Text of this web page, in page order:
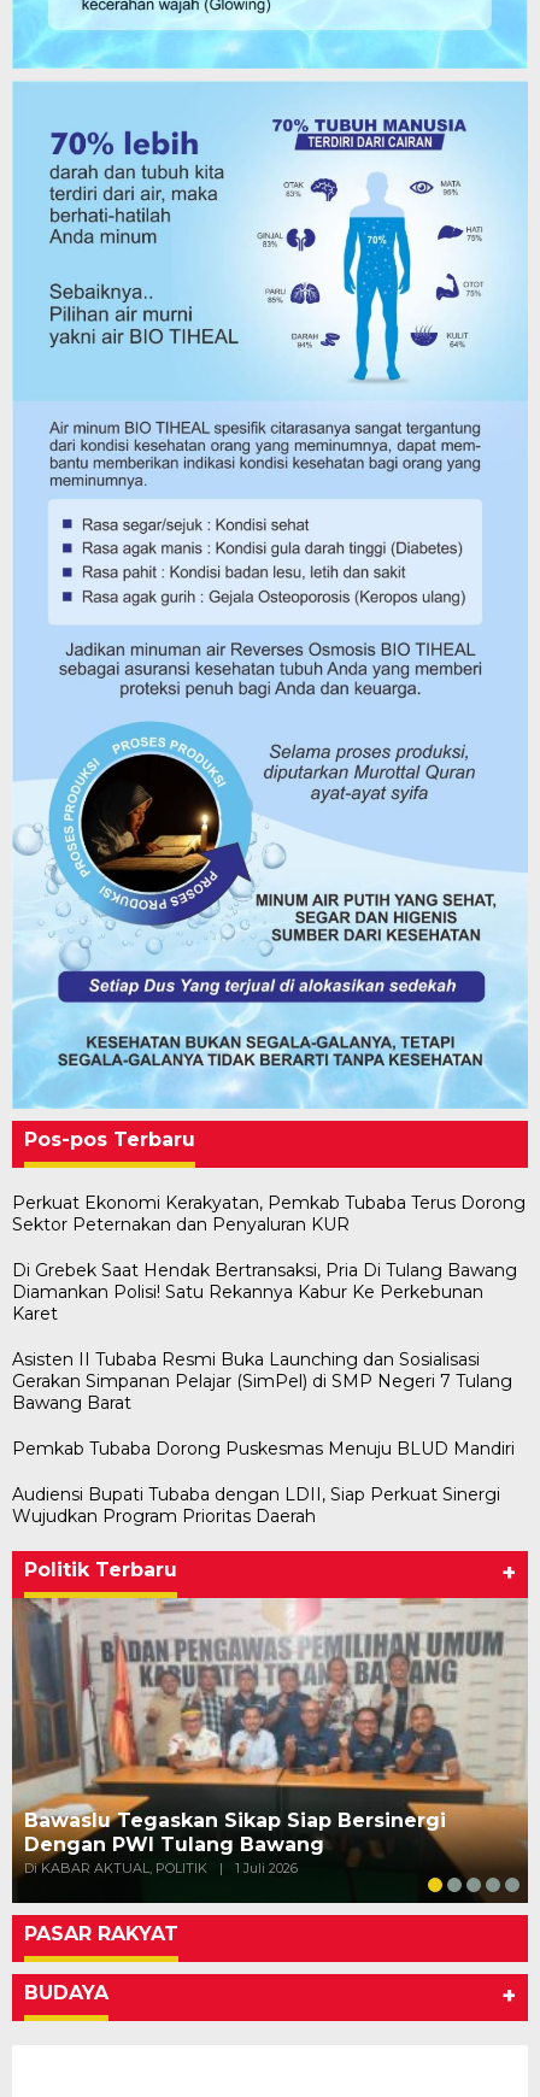
Pos-pos Terbaru
Perkuat Ekonomi Kerakyatan, Pemkab Tubaba Terus Dorong
Sektor Peternakan dan Penyaluran KUR
Di Grebek Saat Hendak Bertransaksi, Pria Di Tulang Bawang
Diamankan Polisi! Satu Rekannya Kabur Ke Perkebunan
Karet
Asisten II Tubaba Resmi Buka Launching dan Sosialisasi
Gerakan Simpanan Pelajar (SimPel) di SMP Negeri 7 Tulang
Bawang Barat
Pemkab Tubaba Dorong Puskesmas Menuju BLUD Mandiri
Audiensi Bupati Tubaba dengan LDII, Siap Perkuat Sinergi
Wujudkan Program Prioritas Daerah
Politik Terbaru +
Bawaslu Tegaskan Sikap Siap Bersinergi
Dengan PWI Tulang Bawang
Di KABAR AKTUAL, POLITIK | 1 Juli 2026
PASAR RAKYAT
BUDAYA +